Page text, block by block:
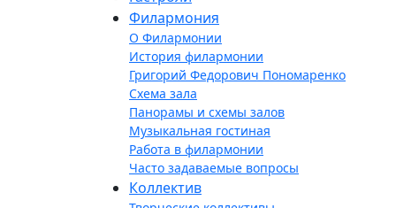
Филармония
О Филармонии
История филармонии
Григорий Федорович Пономаренко
Схема зала
Панорамы и схемы залов
Музыкальная гостиная
Работа в филармонии
Часто задаваемые вопросы
Коллектив